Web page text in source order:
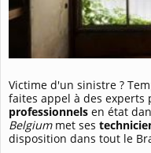
Victime d'un sinistre ?
faites appel à des experts
professionnels en état
Belgium met ses
disposition dans tout le